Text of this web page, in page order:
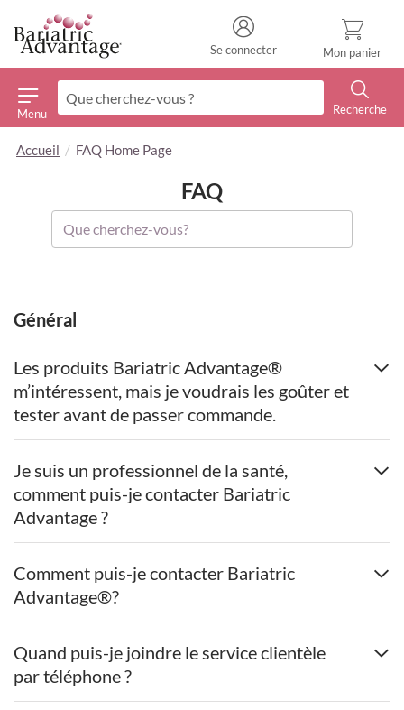
Menu
Recherche
Mon panier
Se connecter
Accueil FAQ Home Page
FAQ
Général
Les produits Bariatric Advantage®
m’intéressent, mais je voudrais les goûter et
tester avant de passer commande.
Je suis un professionnel de la santé,
comment puis-je contacter Bariatric
Advantage ?
Comment puis-je contacter Bariatric
Advantage®?
Quand puis-je joindre le service clientèle
par téléphone ?